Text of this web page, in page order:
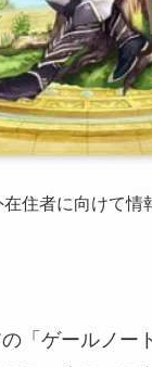
住者に向けて情
「ゲールノー